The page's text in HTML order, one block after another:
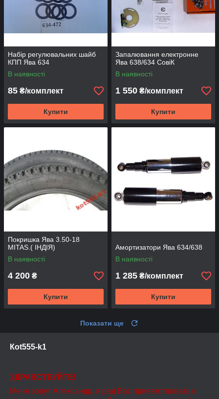
Набір регулювальних шайб
КПП Ява 634
В наявності
85 ₴/комплект
Купити
Запалювання електронне
Ява 638/634 СовіК
В наявності
1 550 ₴/комплект
Купити
Покришка Ява 3.50-18
MITAS.( ІНДІЯ)
В наявності
4 200 ₴
Купити
Амортизатори Ява 634/638
В наявності
1 285 ₴/комплект
Купити
Показати ще
Кot555-k1
ЗДРАВСТВУЙТЕ!
Меня зовут Александр, я рад Вас приветствовать в